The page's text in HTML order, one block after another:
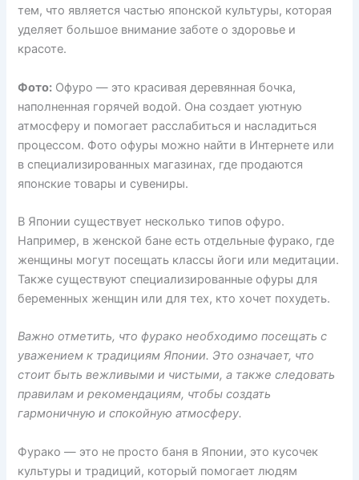
тем, что является частью японской культуры, которая
уделяет большое внимание заботе о здоровье и
красоте.
Фото: Офуро — это красивая деревянная бочка,
наполненная горячей водой. Она создает уютную
атмосферу и помогает расслабиться и насладиться
процессом. Фото офуры можно найти в Интернете или
в специализированных магазинах, где продаются
японские товары и сувениры.
В Японии существует несколько типов офуро.
Например, в женской бане есть отдельные фурако, где
женщины могут посещать классы йоги или медитации.
Также существуют специализированные офуры для
беременных женщин или для тех, кто хочет похудеть.
Важно отметить, что фурако необходимо посещать с
уважением к традициям Японии. Это означает, что
стоит быть вежливыми и чистыми, а также следовать
правилам и рекомендациям, чтобы создать
гармоничную и спокойную атмосферу.
Фурако — это не просто баня в Японии, это кусочек
культуры и традиций, который помогает людям